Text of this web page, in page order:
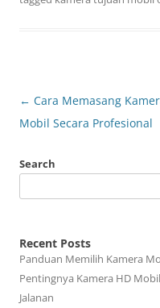
Post
navigation
← Cara Memasang
Mobil Secara Profesional
Search
Recent Posts
Panduan Memilih Kamera
Pentingnya Kamera HD
Jalanan